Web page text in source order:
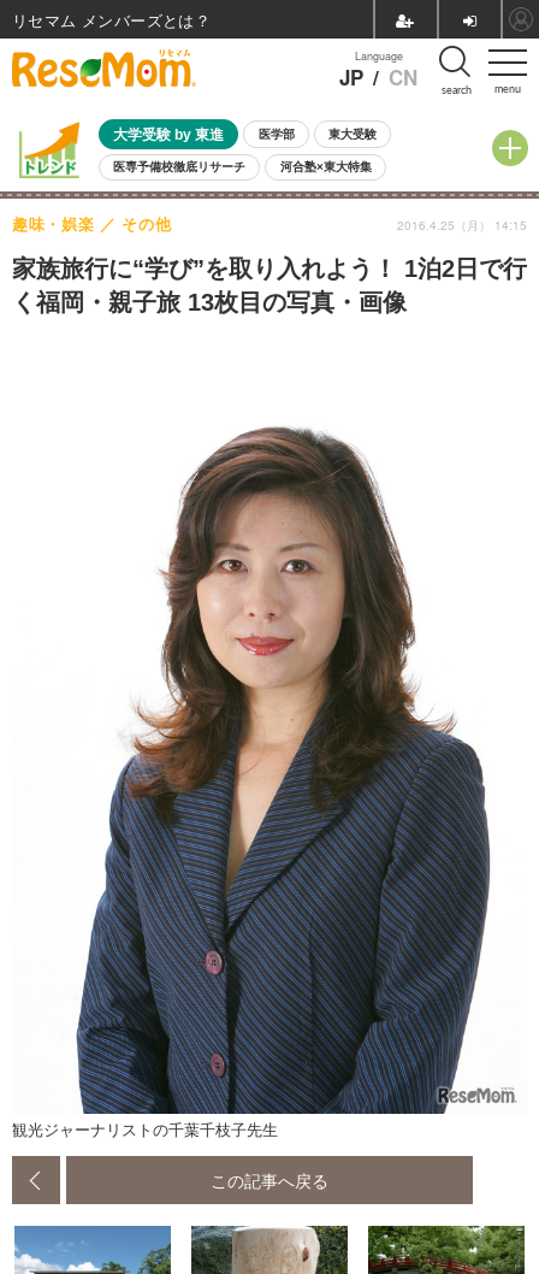
menu
Language
JP / CN search
大学受験 by 東進 医学部 東大受験
医専予備校徹底リサーチ 河合塾×東大特集
親子で考える大学選び 高校受験 中学受験 小学校受験
共通テスト 夏休み
8月開催イベント・WS 全国公立高校 過去問 人気記事
自由研究教材（小学生向け） 自由研究教材（中学生向け）
家族旅行に“学び”を取り入れよう！ 1泊2日で行
く福岡・親子旅 13枚目の写真・画像
趣味・娯楽 その他 2016.4.25（月） 14:15
観光ジャーナリストの千葉千枝子先生
この記事へ戻る
リセマム メンバーズ